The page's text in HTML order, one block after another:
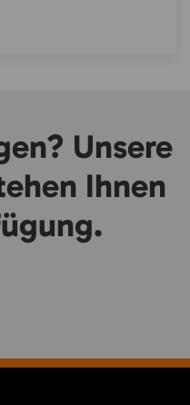
Unsere
Ihnen